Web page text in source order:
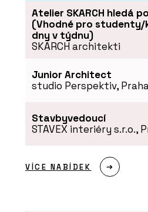
Atelier SKARCH hledá
(Vhodné pro studenty/
dny v týdnu)
SKARCH architekti
Junior Architect
studio Perspektiv,
Stavbyvedoucí
STAVEX interiéry s.r.o.,
VÍCE NABÍDEK